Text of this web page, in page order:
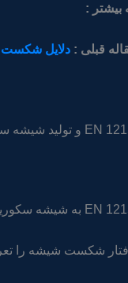
بیشتر :
قبلی : دلایل شکست
شکست شیشه را